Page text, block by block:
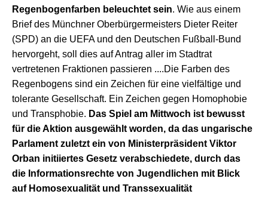
Regenbogenfarben beleuchtet sein. Wie aus einem
Brief des Münchner Oberbürgermeisters Dieter Reiter
(SPD) an die UEFA und den Deutschen Fußball-Bund
hervorgeht, soll dies auf Antrag aller im Stadtrat
vertretenen Fraktionen passieren ....Die Farben des
Regenbogens sind ein Zeichen für eine vielfältige und
tolerante Gesellschaft. Ein Zeichen gegen Homophobie
und Transphobie. Das Spiel am Mittwoch ist bewusst
für die Aktion ausgewählt worden, da das ungarische
Parlament zuletzt ein von Ministerpräsident Viktor
Orban initiiertes Gesetz verabschiedete, durch das
die Informationsrechte von Jugendlichen mit Blick
auf Homosexualität und Transsexualität